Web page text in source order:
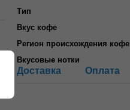
Тип
Вкус кофе
Регион происхождения кофе
Вкусовые нотки
Доставка Оплата